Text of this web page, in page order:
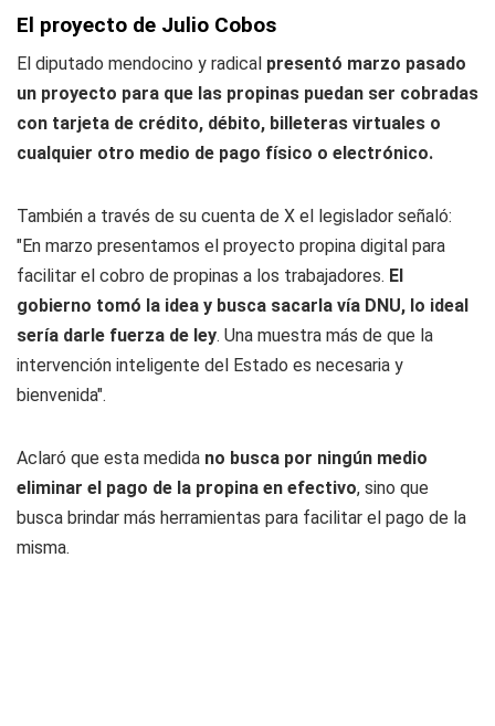
El proyecto de Julio Cobos
El diputado mendocino y radical presentó marzo pasado
un proyecto para que las propinas puedan ser cobradas
con tarjeta de crédito, débito, billeteras virtuales o
cualquier otro medio de pago físico o electrónico.
También a través de su cuenta de X el legislador señaló:
"En marzo presentamos el proyecto propina digital para
facilitar el cobro de propinas a los trabajadores. El
gobierno tomó la idea y busca sacarla vía DNU, lo ideal
sería darle fuerza de ley. Una muestra más de que la
intervención inteligente del Estado es necesaria y
bienvenida".
Aclaró que esta medida no busca por ningún medio
eliminar el pago de la propina en efectivo, sino que
busca brindar más herramientas para facilitar el pago de la
misma.